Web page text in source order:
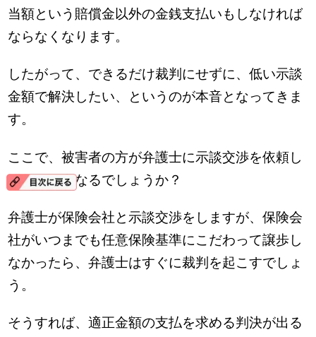
当額という賠償金以外の金銭支払いもしなければ
ならなくなります。
したがって、できるだけ裁判にせずに、低い示談
金額で解決したい、というのが本音となってきま
す。
ここで、被害者の方が弁護士に示談交渉を依頼し
たら、どうなるでしょうか？
弁護士が保険会社と示談交渉をしますが、保険会
社がいつまでも任意保険基準にこだわって譲歩し
なかったら、弁護士はすぐに裁判を起こすでしょ
う。
そうすれば、適正金額の支払を求める判決が出る